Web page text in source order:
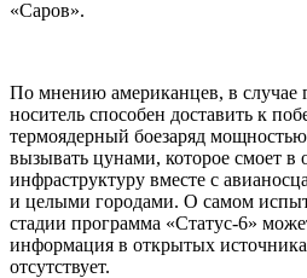
«Саров».
По мнению американцев, в случае
носитель способен доставить к
термоядерный боезаряд
вызывать цунами, которое смоет
инфраструктуру вместе с
и целыми городами. О самом
стадии программа «Статус-6»
информация в открытых
отсутствует.